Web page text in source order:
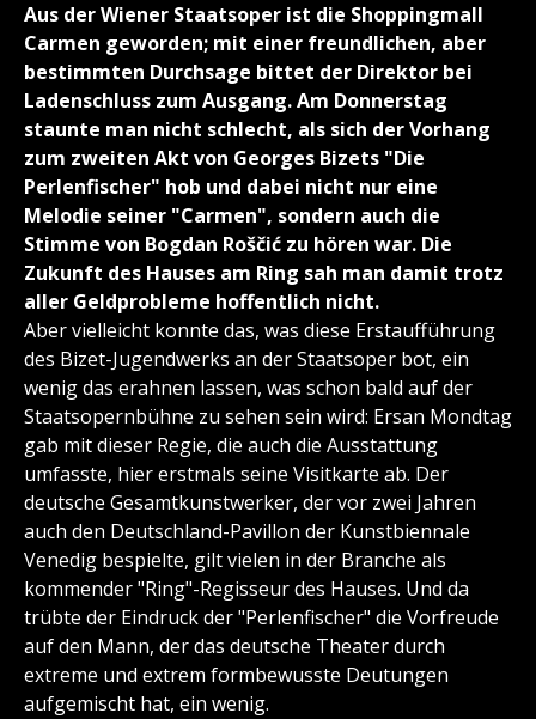
Aus der Wiener Staatsoper ist die Shoppingmall
Carmen geworden; mit einer freundlichen, aber
bestimmten Durchsage bittet der Direktor bei
Ladenschluss zum Ausgang. Am Donnerstag
staunte man nicht schlecht, als sich der Vorhang
zum zweiten Akt von Georges Bizets "Die
Perlenfischer" hob und dabei nicht nur eine
Melodie seiner "Carmen", sondern auch die
Stimme von Bogdan Roščić zu hören war. Die
Zukunft des Hauses am Ring sah man damit trotz
aller Geldprobleme hoffentlich nicht.
Aber vielleicht konnte das, was diese Erstaufführung
des Bizet-Jugendwerks an der Staatsoper bot, ein
wenig das erahnen lassen, was schon bald auf der
Staatsopernbühne zu sehen sein wird: Ersan Mondtag
gab mit dieser Regie, die auch die Ausstattung
umfasste, hier erstmals seine Visitkarte ab. Der
deutsche Gesamtkunstwerker, der vor zwei Jahren
auch den Deutschland-Pavillon der Kunstbiennale
Venedig bespielte, gilt vielen in der Branche als
kommender "Ring"-Regisseur des Hauses. Und da
trübte der Eindruck der "Perlenfischer" die Vorfreude
auf den Mann, der das deutsche Theater durch
extreme und extrem formbewusste Deutungen
aufgemischt hat, ein wenig.